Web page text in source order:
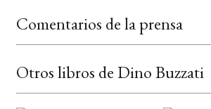
Comentarios de la prensa
Otros libros de Dino Buzzati